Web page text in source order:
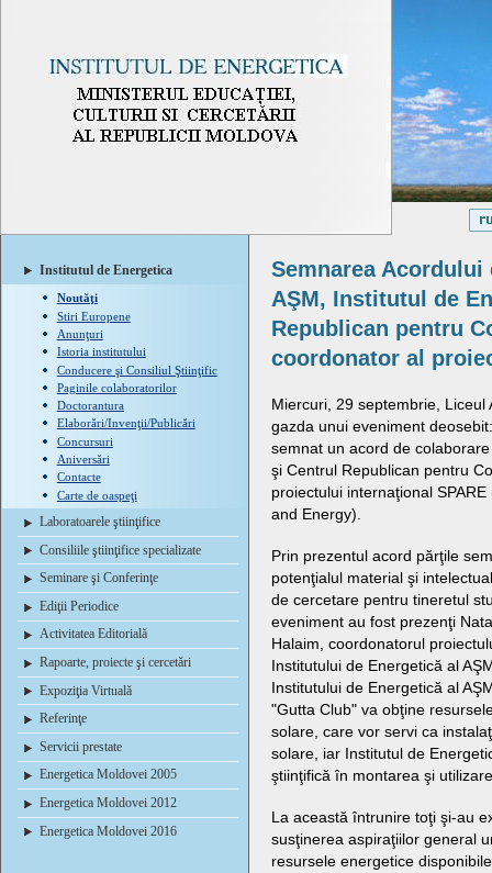
Institutul de Energetica
Noutăţi
Stiri Europene
Anunţuri
Istoria institutului
Conducere şi Consiliul Ştiinţific
Paginile colaboratorilor
Doctorantura
Elaborări/Invenţii/Publicări
Concursuri
Aniversări
Contacte
Carte de oaspeţi
Laboratoarele ştiinţifice
Consiliile ştiinţifice specializate
Seminare şi Conferinţe
Ediţii Periodice
Activitatea Editorială
Rapoarte, proiecte şi cercetări
Expoziţia Virtuală
Referinţe
Servicii prestate
Energetica Moldovei 2005
Energetica Moldovei 2012
Energetica Moldovei 2016
Semnarea
AŞM, Institutul de
Republican pentru
coordonator al
Miercuri, 29 septembrie,
gazda unui eveniment
semnat un acord de
şi Centrul Republican pentru
proiectului internaţional
and Energy).
Prin prezentul acord părţile
potenţialul material şi
de cercetare pentru tineretul
eveniment au fost prezenţi
Halaim, coordonatorul
Institutului de Energetică al
Institutului de Energetică al
"Gutta Club" va obţine
solare, care vor servi ca
solare, iar Institutul de
ştiinţifică în montarea şi
La această întrunire toţi şi-au
susţinerea aspiraţiilor general
resursele energetice